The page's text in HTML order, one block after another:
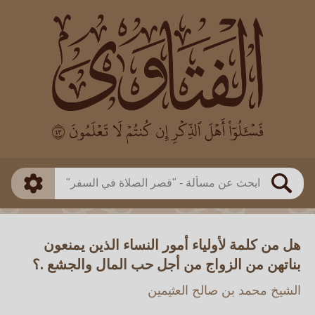
بحث
العالم
بن باز
بن العثيمين
اللجنة الدائمة
طريقة البحث
ذكي
هل من كلمة لأولياء أمور النساء الذين يمنعون
بناتهن من الزواج من أجل حب المال والجشع .؟
الشيخ محمد بن صالح العثيمين